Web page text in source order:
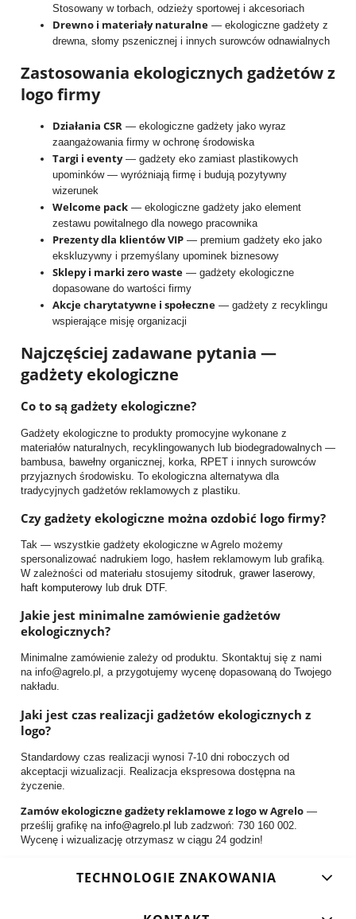
Stosowany w torbach, odzieży sportowej i akcesoriach
Drewno i materiały naturalne — ekologiczne gadżety z
drewna, słomy pszenicznej i innych surowców odnawialnych
Zastosowania ekologicznych gadżetów z
logo firmy
Działania CSR — ekologiczne gadżety jako wyraz
zaangażowania firmy w ochronę środowiska
Targi i eventy— gadżety eko zamiast plastikowych
upominków — wyróżniają firmę i budują pozytywny
wizerunek
Welcome pack — ekologiczne gadżety jako element
zestawu powitalnego dla nowego pracownika
Prezenty dla klientów VIP — premium gadżety eko jako
ekskluzywny i przemyślany upominek biznesowy
Sklepy i marki zero waste — gadżety ekologiczne
dopasowane do wartości firmy
Akcje charytatywne i społeczne — gadżety z recyklingu
wspierające misję organizacji
Najczęściej zadawane pytania —
gadżety ekologiczne
Co to są gadżety ekologiczne?
Gadżety ekologiczne to produkty promocyjne wykonane z
materiałów naturalnych, recyklingowanych lub biodegradowalnych —
bambusa, bawełny organicznej, korka, RPET i innych surowców
przyjaznych środowisku. To ekologiczna alternatywa dla
tradycyjnych gadżetów reklamowych z plastiku.
Czy gadżety ekologiczne można ozdobić logo firmy?
Tak — wszystkie gadżety ekologiczne w Agrelo możemy
spersonalizować nadrukiem logo, hasłem reklamowym lub grafiką.
W zależności od materiału stosujemy sitodruk, grawer laserowy,
haft komputerowy lub druk DTF.
Jakie jest minimalne zamówienie gadżetów
ekologicznych?
Minimalne zamówienie zależy od produktu. Skontaktuj się z nami
na info@agrelo.pl, a przygotujemy wycenę dopasowaną do Twojego
nakładu.
Jaki jest czas realizacji gadżetów ekologicznych z
logo?
Standardowy czas realizacji wynosi 7-10 dni roboczych od
akceptacji wizualizacji. Realizacja ekspresowa dostępna na
życzenie.
Zamów ekologiczne gadżety reklamowe z logo w Agrelo —
prześlij grafikę na info@agrelo.pl
lub zadzwoń: 730 160 002.
Wycenę i wizualizację otrzymasz w ciągu 24 godzin!
TECHNOLOGIE ZNAKOWANIA